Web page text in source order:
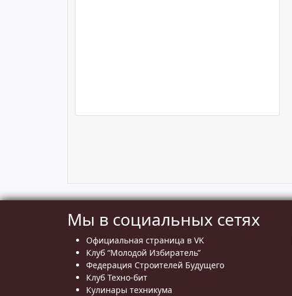
Мы в социальных сетях
Официальная страница в VK
Клуб “Молодой Избиратель”
Федерация Строителей Будущего
Клуб Техно-бит
Кулинары техникума